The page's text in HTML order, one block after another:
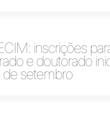
inscrições
e doutorado
setembro